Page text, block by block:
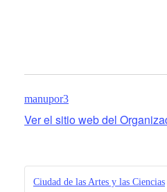
manupor3
Ver el sitio web del
Ciudad de las Artes y las Ciencias